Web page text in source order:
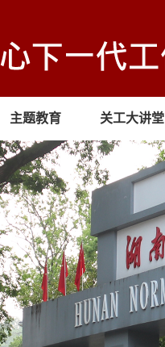
主题教育 关工大讲堂